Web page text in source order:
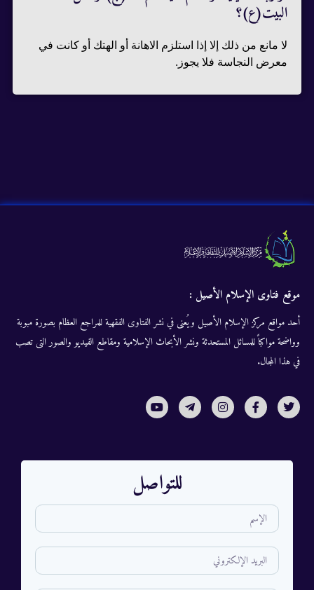
البيت(ع)؟
لا مانع من ذلك إلا إذا استلزم الاهانة أو الهتك أو كانت في
معرض النجاسة فلا يجوز.
موقع فتاوى الإسلام الأصيل :
أحد مواقع مركز الإسلام الأصيل ويُعنى في نشر الفتاوى الفقهية للمراجع العظام بصورة مبوبة
وواضحة مواكباً للمسائل المستحدثة ونشر الأبحاث الإسلامية ومقاطع الفيديو والصور التى تصب
في هذا المجال.
للتواصل